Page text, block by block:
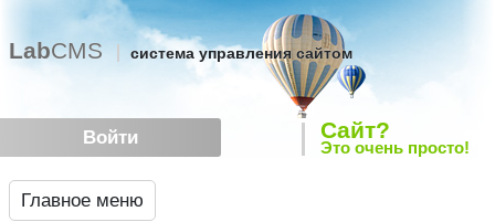
Войти
LabCMS система управления сайтом
Сайт?
Это очень просто!
Главное меню